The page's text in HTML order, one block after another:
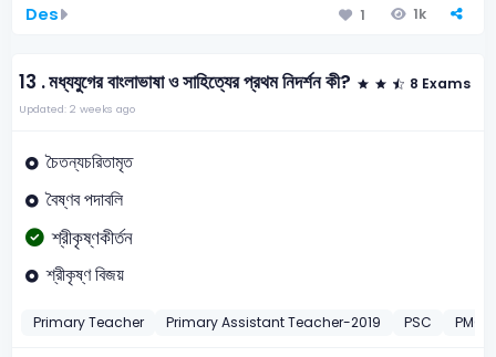
Des 1 1k
13 .মধ্যযুগের বাংলাভাষা ও সাহিত্যের প্রথম নিদর্শন কী? 8 Exams
Updated: 2 weeks ago
চৈতন্যচরিতামৃত
বৈষ্ণব পদাবলি
শ্রীকৃষ্ণকীর্তন
শ্রীকৃষ্ণ বিজয়
Primary Teacher Primary Assistant Teacher-2019 PSC PMO